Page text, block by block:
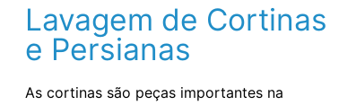
Lavagem de Cortinas
e Persianas
As cortinas são peças importantes na